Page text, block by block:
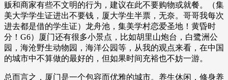
贩和商家有些不文明的行为，建议在此不要购物或就餐。（集
美大学学生证进出不要钱，厦大学生半票，无奈。哥哥我每次
进去都是借的学生证）龙舟池，集美学村恋爱圣地！黄昏时
分！G6）厦门还有很多小景点，比如胡里山炮台，白鹭洲公
园，海沧野生动物园，海洋公园等，从我的观点来看，在中国
的城市中不算做的最好的，但如果时间充裕也不妨一游。
总而言之，厦门是一个包容而优雅的城市。养生休闲，修身养